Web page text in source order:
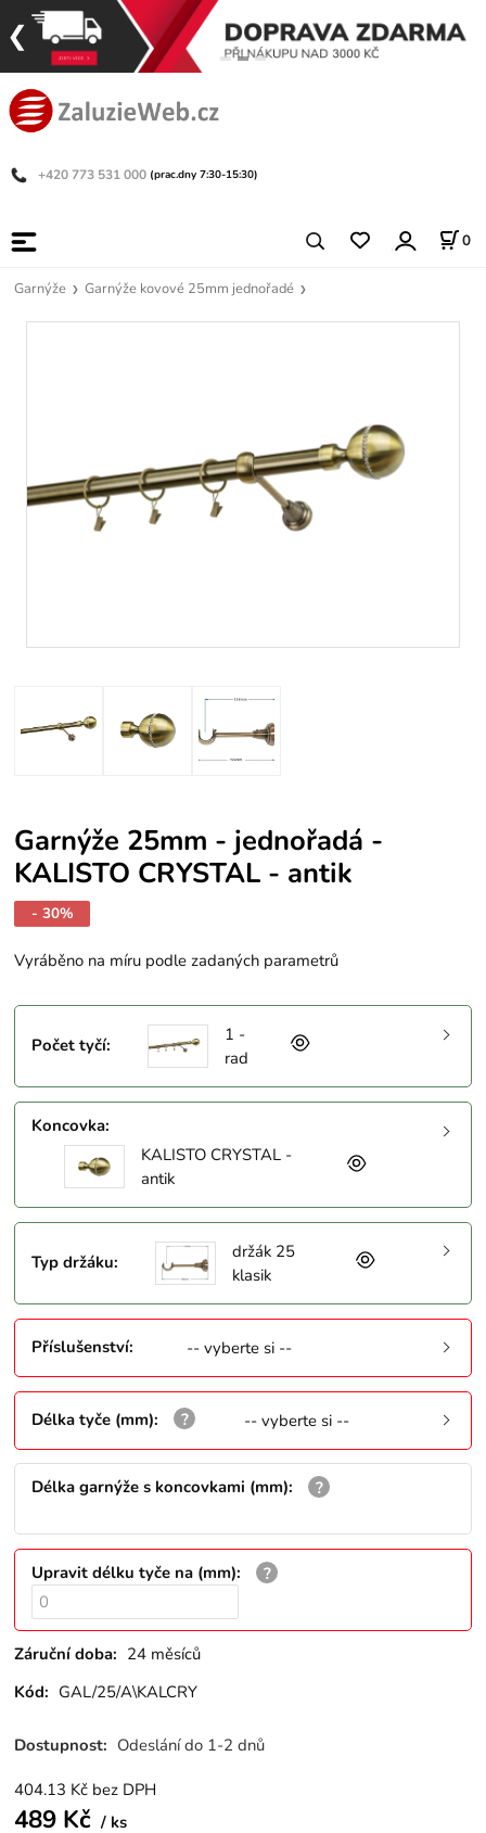
+420 773 531 000 (prac.dny 7:30-15:30)
0
Garnýže Garnýže kovové 25mm jednořadé
Garnýže 25mm - jednořadá -
KALISTO CRYSTAL - antik
- 30%
Vyráběno na míru podle zadaných parametrů
Počet tyčí:
1 -
rad
Koncovka:
KALISTO CRYSTAL -
antik
Typ držáku:
držák 25
klasik
Příslušenství: -- vyberte si --
Délka tyče (mm): -- vyberte si --
Délka garnýže s koncovkami (mm):
Upravit délku tyče na (mm):
Záruční doba: 24 měsíců
Kód: GAL/25/A\KALCRY
Dostupnost: Odeslání do 1-2 dnů
404.13 Kč bez DPH
489 Kč
ks